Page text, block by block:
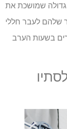
שמושכת את
שלהם לעבר חללי
בשעות הערב